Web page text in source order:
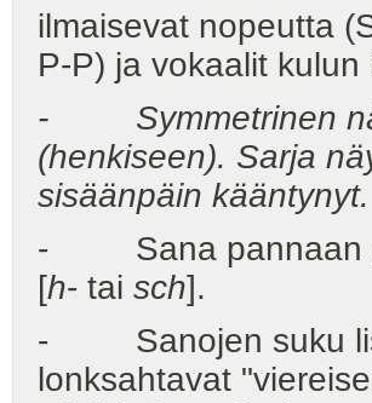
ilmaisevat nopeutta
P-P) ja vokaalit kulun
- Symmetrinen
(henkiseen). Sarja
sisäänpäin kääntynyt.
- Sana pannaan
[h- tai sch].
- Sanojen suku
lonksahtavat